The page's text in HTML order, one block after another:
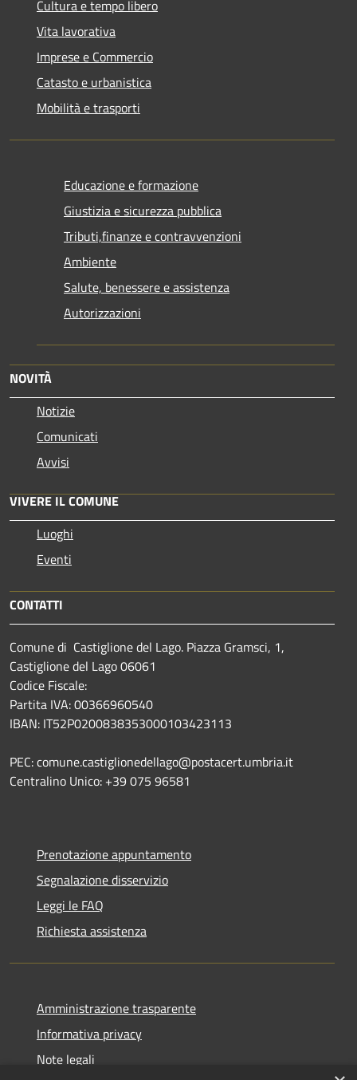
Cultura e tempo libero
Vita lavorativa
Imprese e Commercio
Catasto e urbanistica
Mobilità e trasporti
Educazione e formazione
Giustizia e sicurezza pubblica
Tributi,finanze e contravvenzioni
Ambiente
Salute, benessere e assistenza
Autorizzazioni
NOVITÀ
Notizie
Comunicati
Avvisi
VIVERE IL COMUNE
Luoghi
Eventi
CONTATTI
Comune di Castiglione del Lago. Piazza Gramsci, 1,
Castiglione del Lago 06061
Codice Fiscale:
Partita IVA: 00366960540
IBAN: IT52P0200838353000103423113
PEC: comune.castiglionedellago@postacert.umbria.it
Centralino Unico: +39 075 96581
Prenotazione appuntamento
Segnalazione disservizio
Leggi le FAQ
Richiesta assistenza
Amministrazione trasparente
Informativa privacy
Note legali